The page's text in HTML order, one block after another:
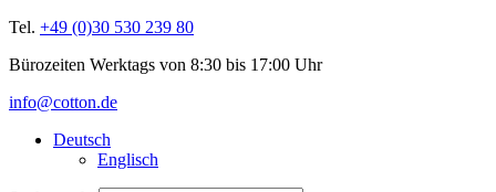
Tel. +49 (0)30 530 239 80
Bürozeiten Werktags von 8:30 bis 17:00 Uhr
info@cotton.de
Deutsch
Englisch